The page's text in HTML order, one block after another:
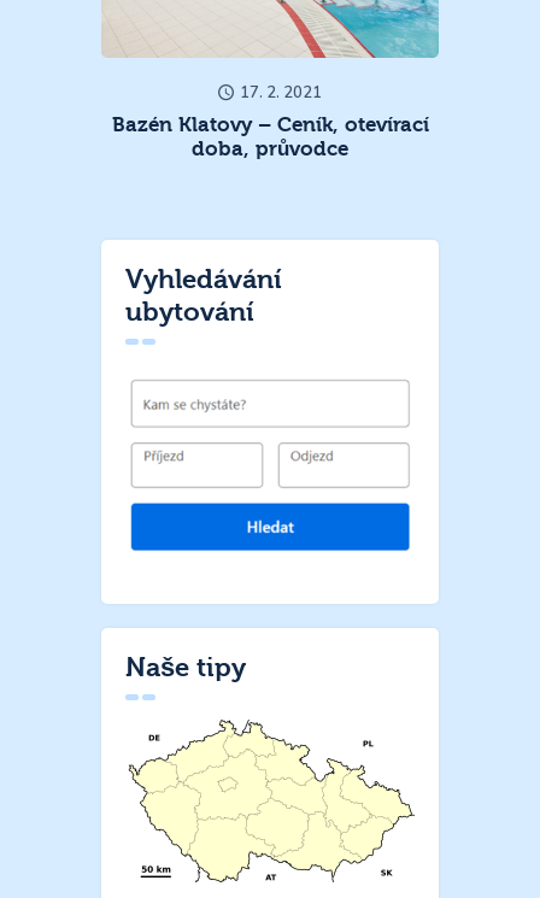
17. 2. 2021
Bazén Klatovy – Ceník, otevírací
doba, průvodce
Vyhledávání
ubytování
Naše tipy